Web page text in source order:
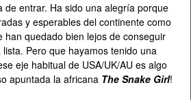
de entrar. Ha sido una alegría porque
y esperables del continente como
han quedado bien lejos de conseguir
Pero que hayamos tenido una
eje habitual de USA/UK/AU es algo
apuntada la africana The Snake Girl!